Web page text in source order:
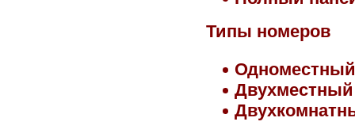
Типы номеров
Одноместный
Двухместный